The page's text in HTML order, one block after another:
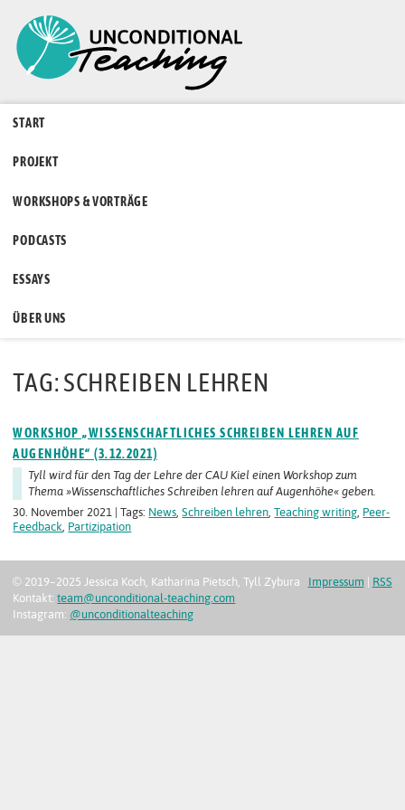
START
PROJEKT
WORKSHOPS & VORTRÄGE
PODCASTS
ESSAYS
ÜBER UNS
TAG: SCHREIBEN LEHREN
WORKSHOP „WISSENSCHAFTLICHES SCHREIBEN LEHREN AUF
AUGENHÖHE“ (3.12.2021)
Tyll wird für den Tag der Lehre der CAU Kiel einen Workshop zum
Thema »Wissenschaftliches Schreiben lehren auf Augenhöhe« geben.
30. November 2021 | Tags: News,Schreiben lehren,Teaching writing, Peer-
Feedback, Partizipation
© 2019–2025 Jessica Koch, Katharina Pietsch, Tyll Zybura
Kontakt:team@unconditional-teaching.com
Instagram: @unconditionalteaching
Impressum | RSS